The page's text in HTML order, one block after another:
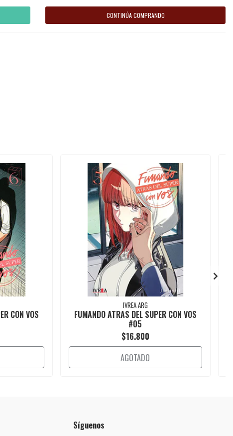
CONTINÚA COMPRANDO
CON VOS
IVREA ARG
FUMANDO ATRAS DEL SUPER CON VOS
#05
$16.800
AGOTADO
Síguenos